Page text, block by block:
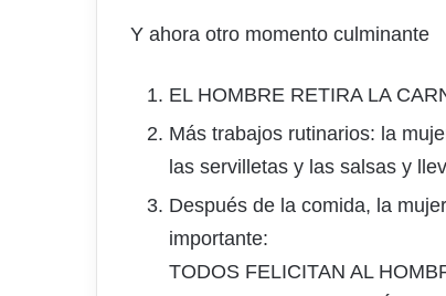
Y ahora otro momento culminante
EL HOMBRE RETIRA LA
Más trabajos rutinarios: la
las servilletas y las salsas y
Después de la comida, la
importante:
TODOS FELICITAN AL